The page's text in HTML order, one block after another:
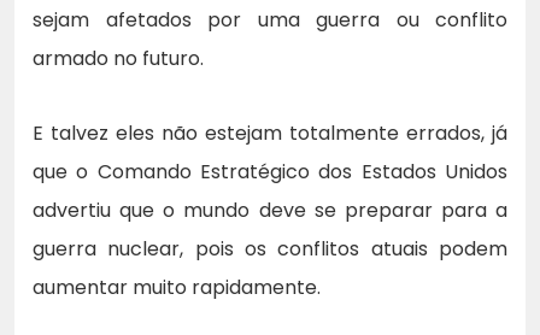
sejam afetados por uma guerra ou conflito
armado no futuro.
E talvez eles não estejam totalmente errados, já
que o Comando Estratégico dos Estados Unidos
advertiu que o mundo deve se preparar para a
guerra nuclear, pois os conflitos atuais podem
aumentar muito rapidamente.